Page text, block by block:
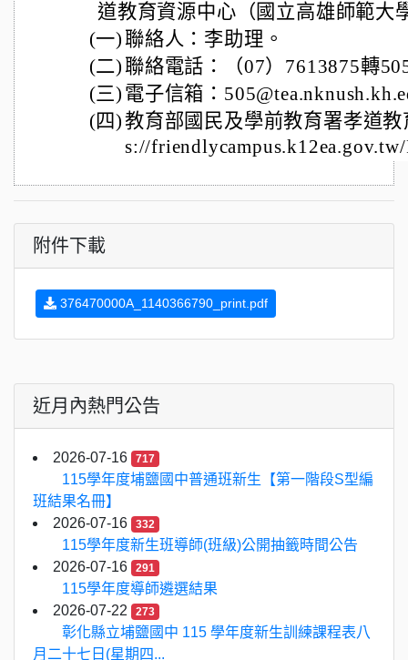
道教育資源中心（國立高雄師範大
(一) 聯絡人：李助理。
(二) 聯絡電話：（07）7613875轉
(三) 電子信箱：
(四)教育部國民及學前教育署孝道
s://
附件下載
376470000A_1140366790_print.pdf
近月內熱門公告
2026-07-16 717
115學年度埔鹽國中普通班新生【第一階段S型編
班結果名冊】
2026-07-16
332
115學年度新生班導師(班級)公開抽籤時間公告
2026-07-16
291
115學年度導師遴選結果
2026-07-22
273
彰化縣立埔鹽國中 115 學年度新生訓練課程表八
月二十七日(星期四...